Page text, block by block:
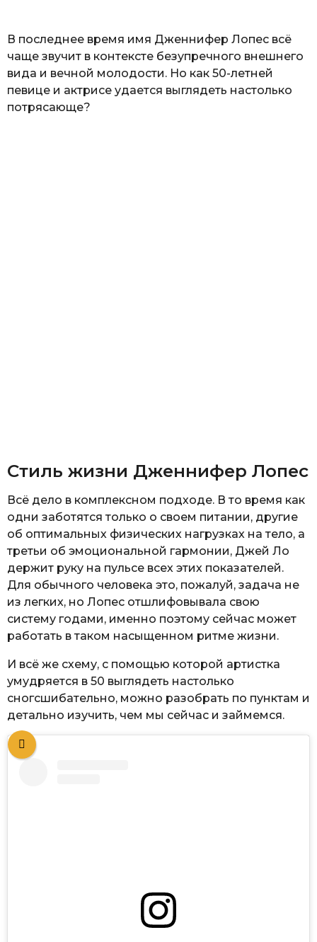
В последнее время имя Дженнифер Лопес всё
чаще звучит в контексте безупречного внешнего
вида и вечной молодости. Но как 50-летней
певице и актрисе удается выглядеть настолько
потрясающе?
Стиль жизни Дженнифер Лопес
Всё дело в комплексном подходе. В то время как
одни заботятся только о своем питании, другие
об оптимальных физических нагрузках на тело, а
третьи об эмоциональной гармонии, Джей Ло
держит руку на пульсе всех этих показателей.
Для обычного человека это, пожалуй, задача не
из легких, но Лопес отшлифовывала свою
систему годами, именно поэтому сейчас может
работать в таком насыщенном ритме жизни.
И всё же схему, с помощью которой артистка
умудряется в 50 выглядеть настолько
сногсшибательно, можно разобрать по пунктам и
детально изучить, чем мы сейчас и займемся.